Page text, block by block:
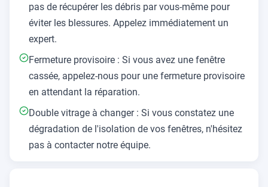
pas de récupérer les débris par vous-même pour
éviter les blessures. Appelez immédiatement un
expert.
Fermeture provisoire : Si vous avez une fenêtre
cassée, appelez-nous pour une fermeture provisoire
en attendant la réparation.
Double vitrage à changer : Si vous constatez une
dégradation de l'isolation de vos fenêtres, n'hésitez
pas à contacter notre équipe.